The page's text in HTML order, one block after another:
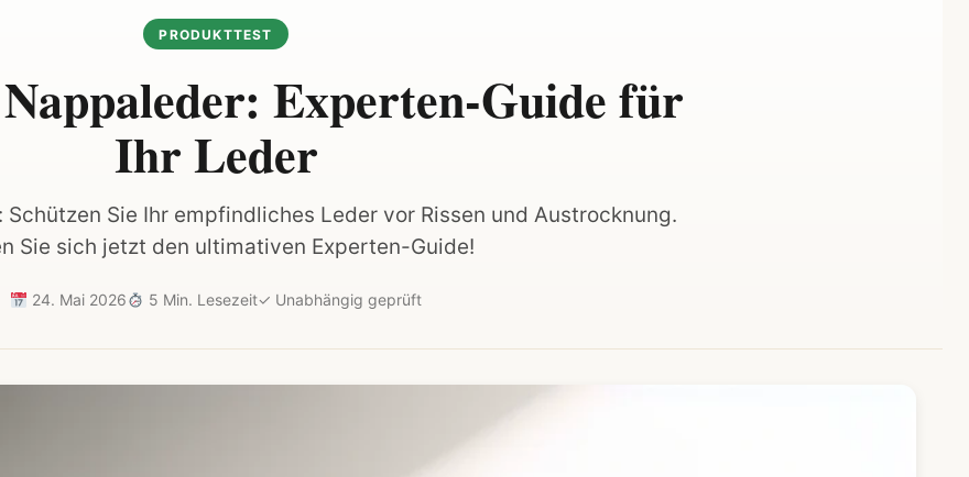
PRODUKTTEST
Experten-Guide für
Ihr Leder
Sie Ihr empfindliches Leder vor Rissen und Austrocknung.
Sie sich jetzt den ultimativen Experten-Guide!
24. Mai 2026 5 Min. Lesezeit✓ Unabhängig geprüft